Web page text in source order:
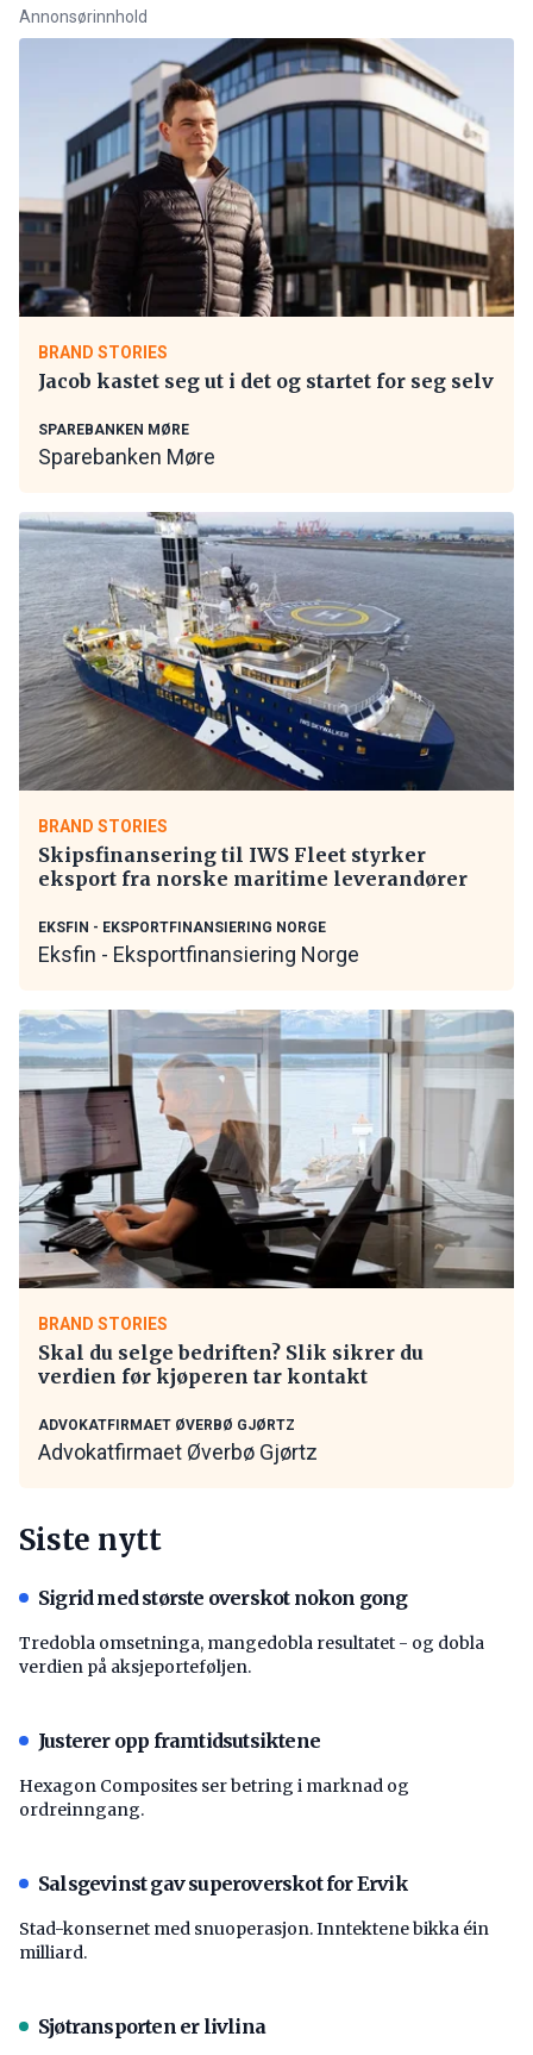
Annonsørinnhold
BRAND STORIES
Jacob kastet seg ut i det og startet for seg selv
SPAREBANKEN MØRE
Sparebanken Møre
BRAND STORIES
Skipsfinansering til IWS Fleet styrker
eksport fra norske maritime leverandører
EKSFIN - EKSPORTFINANSIERING NORGE
Eksfin - Eksportfinansiering Norge
BRAND STORIES
Skal du selge bedriften? Slik sikrer du
verdien før kjøperen tar kontakt
ADVOKATFIRMAET ØVERBØ GJØRTZ
Advokatfirmaet Øverbø Gjørtz
Siste nytt
Sigrid med største overskot nokon gong
Tredobla omsetninga, mangedobla resultatet - og dobla
verdien på aksjeporteføljen.
Justerer opp framtidsutsiktene
Hexagon Composites ser betring i marknad og
ordreinngang.
Salsgevinst gav superoverskot for Ervik
Stad-konsernet med snuoperasjon. Inntektene bikka éin
milliard.
Sjøtransporten er livlina